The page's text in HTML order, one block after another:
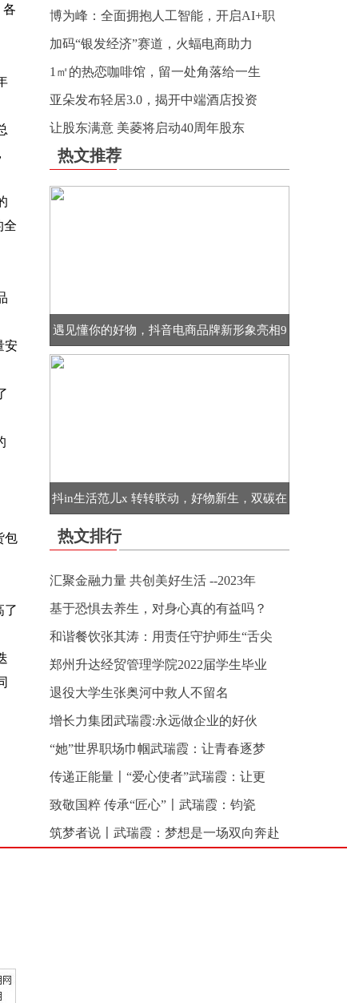
各
全
安
包
了
博为峰：全面拥抱人工智能，开启AI+职
加码“银发经济”赛道，火蝠电商助力
1㎡的热恋咖啡馆，留一处角落给一生
亚朵发布轻居3.0，揭开中端酒店投资
让股东满意 美菱将启动40周年股东
热文推荐
遇见懂你的好物，抖音电商品牌新形象亮相9
抖in生活范儿x 转转联动，好物新生，双碳在
热文排行
汇聚金融力量 共创美好生活 --2023年
基于恐惧去养生，对身心真的有益吗？
和谐餐饮张其涛：用责任守护师生“舌尖
郑州升达经贸管理学院2022届学生毕业
退役大学生张奥河中救人不留名
增长力集团武瑞霞:永远做企业的好伙
“她”世界职场巾帼武瑞霞：让青春逐梦
传递正能量〡“爱心使者”武瑞霞：让更
致敬国粹 传承“匠心”〡武瑞霞：钧瓷
筑梦者说〡武瑞霞：梦想是一场双向奔赴